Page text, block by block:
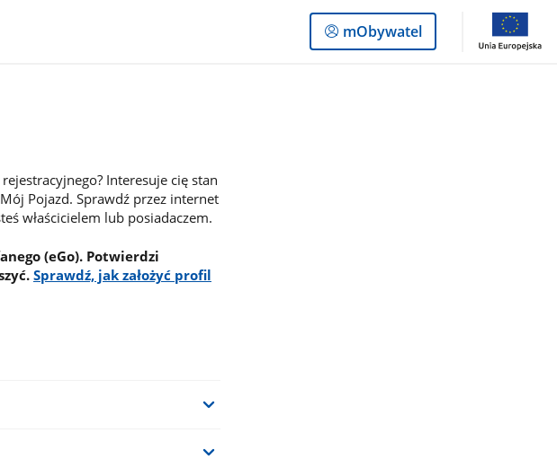
Logowanie
do
mObywatel
Interesuje cię stan
Pojazd. Sprawdź przez internet
właścicielem lub posiadaczem.
(eGo). Potwierdzi
Sprawdź, jak założyć profil